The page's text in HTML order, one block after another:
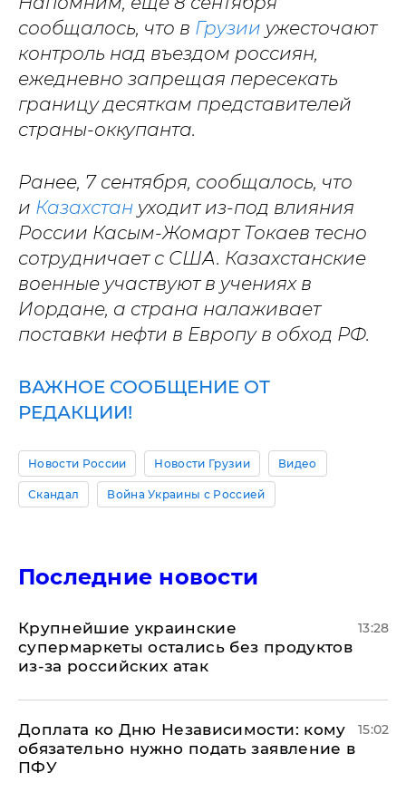
сообщалось, что в Грузии ужесточают
контроль над въездом россиян,
ежедневно запрещая пересекать
границу десяткам представителей
страны-оккупанта.
Ранее, 7 сентября, сообщалось, что
и Казахстан уходит из-под влияния
России Касым-Жомарт Токаев тесно
сотрудничает с США. Казахстанские
военные участвуют в учениях в
Иордане, а страна налаживает
поставки нефти в Европу в обход РФ.
ВАЖНОЕ СООБЩЕНИЕ ОТ
РЕДАКЦИИ!
Новости России Новости Грузии Видео
Скандал Война Украины с Россией
Последние новости
Крупнейшие украинские
супермаркеты остались без продуктов
из-за российских атак
13:28
Доплата ко Дню Независимости: кому
обязательно нужно подать заявление в
ПФУ
15:02